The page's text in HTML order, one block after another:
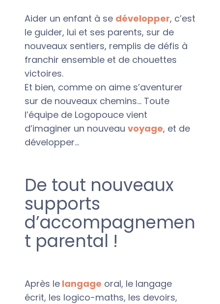
Aider un enfant à se développer, c’est
le guider, lui et ses parents, sur de
nouveaux sentiers, remplis de défis à
franchir ensemble et de chouettes
victoires.
Et bien, comme on aime s’aventurer
sur de nouveaux chemins… Toute
l’équipe de Logopouce vient
d’imaginer un nouveau voyage, et de
développer…
De tout nouveaux
supports
d’accompagnemen
t parental !
Après le langage oral, le langage
écrit, les logico-maths, les devoirs,